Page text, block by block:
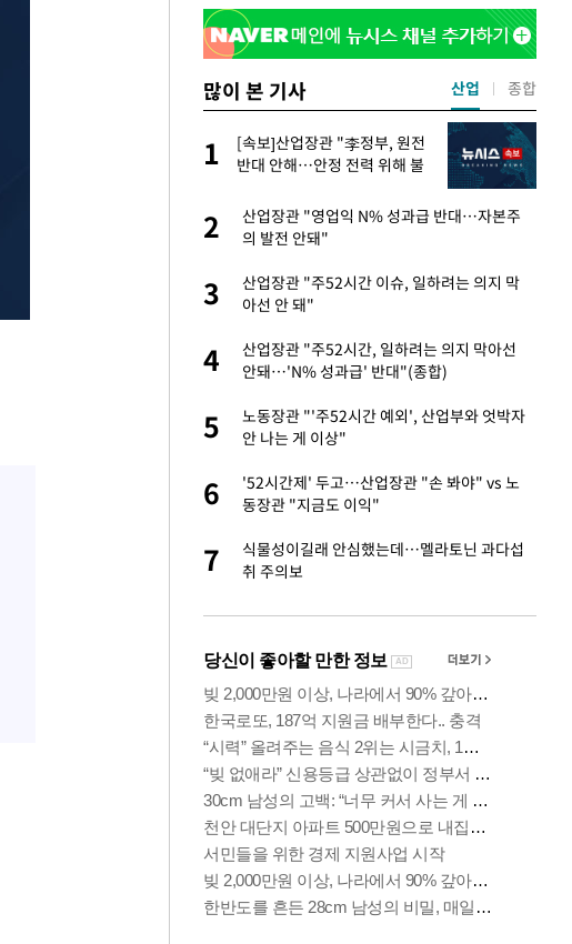
많이 본 기사
전세금 미
기 수법…엄
남편 서글서글한 인상이
'별일 없이 산다' 선곡…쿨한
1
[속보]산업장관 "李정부, 원전
반대 안해…안정 전력 위해 불
2
산업장관 "영업익 N% 성과급 반대…자본주
의 발전 안돼"
3
산업장관 "주52시간 이슈, 일하려는 의지 막
아선 안 돼"
4
산업장관 "주52시간, 일하려는 의지 막아선
안돼…'N% 성과급' 반대"(종합)
5
노동장관 "'주52시간 예외', 산업부와 엇박자
안 나는 게 이상"
6
'52시간제' 두고…산업장관 "손 봐야" vs 노
동장관 "지금도 이익"
7
식물성이길래 안심했는데…멜라토닌 과다섭
취 주의보
산업 종합